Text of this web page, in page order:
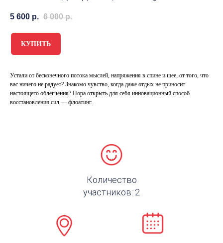
5 600 р. 6 000 р.
КУПИТЬ
Устали от бесконечного потока мыслей, напряжения в спине и шее, от того, что
вас ничего не радует? Знакомо чувство, когда даже отдых не приносит
настоящего облегчения? Пора открыть для себя инновационный способ
восстановления сил — флоатинг.
Количество
участников: 2